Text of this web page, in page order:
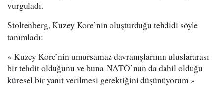
vurguladı.
Stoltenberg, Kuzey Kore’nin oluşturduğu tehdidi söyle
tanımladı:
« Kuzey Kore’nin umursamaz davranışlarının uluslararası
bir tehdit olduğunu ve buna NATO’nun da dahil olduğu
küresel bir yanıt verilmesi gerektiğini düşünüyorum »